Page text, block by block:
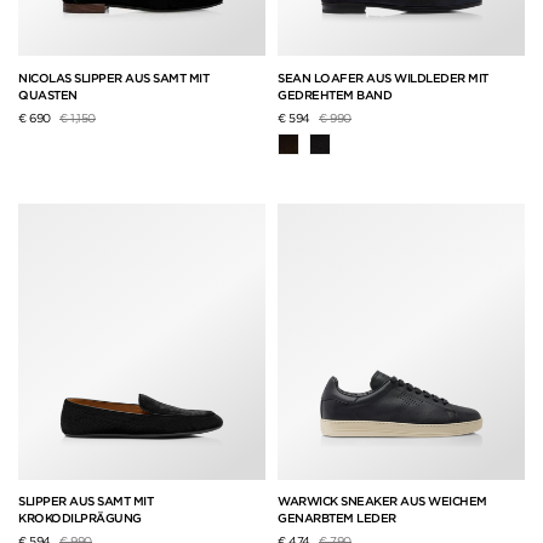
NICOLAS SLIPPER AUS SAMT MIT
QUASTEN
€ 690 Preis reduziert von
€ 1,150auf
SEAN LOAFER AUS WILDLEDER MIT
GEDREHTEM BAND
€ 594
Preis reduziert von
€ 990auf
SLIPPER AUS SAMT MIT
KROKODILPRÄGUNG
Preis reduziert von
auf
WARWICK SNEAKER AUS WEICHEM
GENARBTEM LEDER
Preis reduziert von
auf